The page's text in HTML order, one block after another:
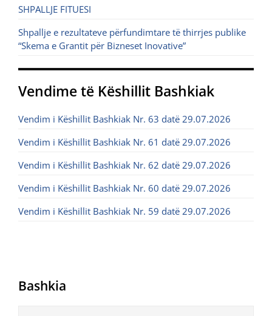
Bashkia
SHPALLJE FITUESI
Shpallje e rezultateve përfundimtare të thirrjes publike
“Skema e Grantit për Bizneset Inovative”
Vendime të Këshillit Bashkiak
Vendim i Këshillit Bashkiak Nr. 63 datë 29.07.2026
Vendim i Këshillit Bashkiak Nr. 61 datë 29.07.2026
Vendim i Këshillit Bashkiak Nr. 62 datë 29.07.2026
Vendim i Këshillit Bashkiak Nr. 60 datë 29.07.2026
Vendim i Këshillit Bashkiak Nr. 59 datë 29.07.2026